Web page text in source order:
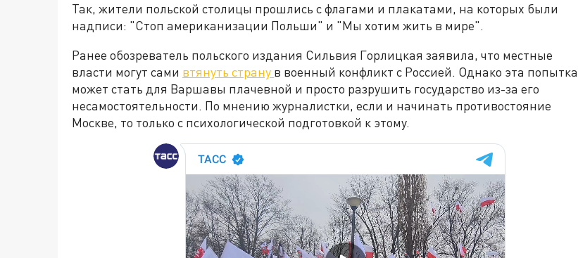
Так, жители польской столицы прошлись с флагами и плакатами, на которых были
надписи: "Стоп американизации Польши" и "Мы хотим жить в мире".
Ранее обозреватель польского издания Сильвия Горлицкая заявила, что местные
власти могут сами втянуть страну в военный конфликт с Россией. Однако эта попытка
может стать для Варшавы плачевной и просто разрушить государство из-за его
несамостоятельности. По мнению журналистки, если и начинать противостояние
Москве, то только с психологической подготовкой к этому.